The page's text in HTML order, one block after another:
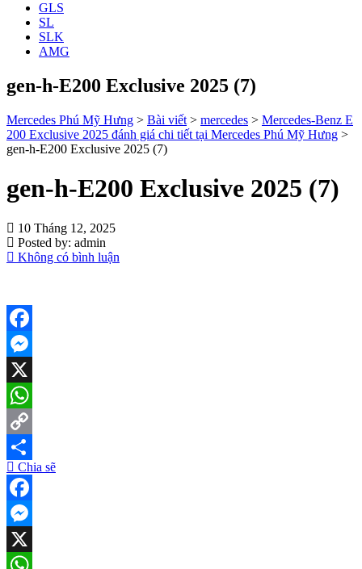
GLS
SL
SLK
AMG
gen-h-E200 Exclusive 2025 (7)
Mercedes Phú Mỹ Hưng > Bài viết > mercedes > Mercedes-Benz E
200 Exclusive 2025 đánh giá chi tiết tại Mercedes Phú Mỹ Hưng >
gen-h-E200 Exclusive 2025 (7)
gen-h-E200 Exclusive 2025 (7)
10 Tháng 12, 2025
Posted by: admin
Không có bình luận
Facebook
Messenger
X
WhatsApp
Copy
Link
Share
Chia sẽ
Facebook
Messenger
X